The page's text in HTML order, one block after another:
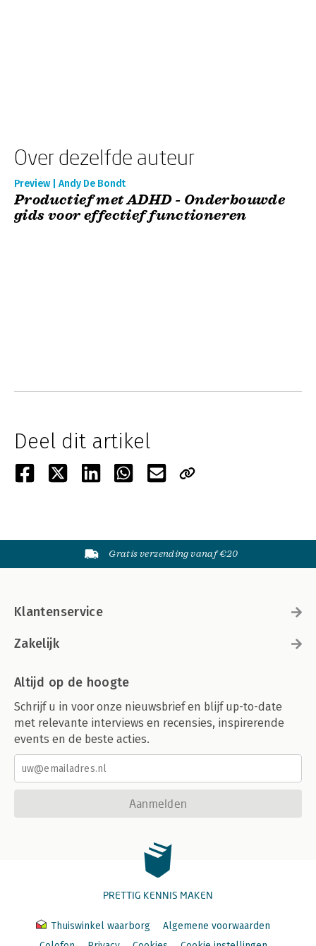
Over dezelfde auteur
Preview | Andy De Bondt
Productief met ADHD - Onderbouwde
gids voor effectief functioneren
Deel dit artikel
Gratis verzending vanaf €20
Klantenservice
Zakelijk
Altijd op de hoogte
Schrijf u in voor onze nieuwsbrief en blijf up-to-date
met relevante interviews en recensies, inspirerende
events en de beste acties.
Aanmelden
PRETTIG KENNIS MAKEN
Thuiswinkel waarborg
Algemene voorwaarden